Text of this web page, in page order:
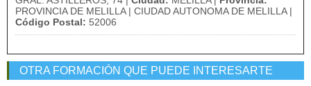
PROVINCIA DE MELILLA | CIUDAD AUTONOMA DE MELILLA |
Código Postal: 52006
OTRA FORMACIÓN QUE PUEDE INTERESARTE